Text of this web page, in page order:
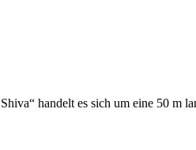
handelt es sich um eine 50 m